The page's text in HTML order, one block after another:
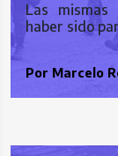
Las mismas
haber sido
Por Marcelo